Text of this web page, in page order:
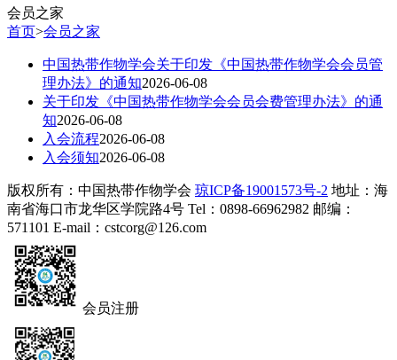
会员之家
首页>会员之家
中国热带作物学会关于印发《中国热带作物学会会员管
理办法》的通知2026-06-08
关于印发《中国热带作物学会会员会费管理办法》的通
知2026-06-08
入会流程2026-06-08
入会须知2026-06-08
版权所有：中国热带作物学会 琼ICP备19001573号-2 地址：海
南省海口市龙华区学院路4号 Tel：0898-66962982 邮编：
571101 E-mail：cstcorg@126.com
会员注册